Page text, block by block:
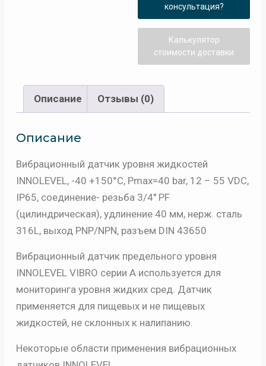
-
VDC,
соединение-
резьба
(цилиндрическая),
удлинение
40
мм,
нерж.
316L
консультация?
Калькулятор
стоимости доставки
Описание Отзывы (0)
Описание
Вибрационный датчик уровня жидкостей
INNOLEVEL, -40 +150°С, Pmax=40 bar, 12 – 55 VDC,
IP65, соединение- резьба 3/4'' PF
(цилиндрическая), удлинение 40 мм, нерж. сталь
316L, выход PNP/NPN, разъем DIN 43650
Вибрационный датчик предельного уровня
INNOLEVEL VIBRO серии A используется для
мониторинга уровня жидких сред. Датчик
применяется для пищевых и не пищевых
жидкостей, не склонных к налипанию.
Некоторые области применения вибрационных